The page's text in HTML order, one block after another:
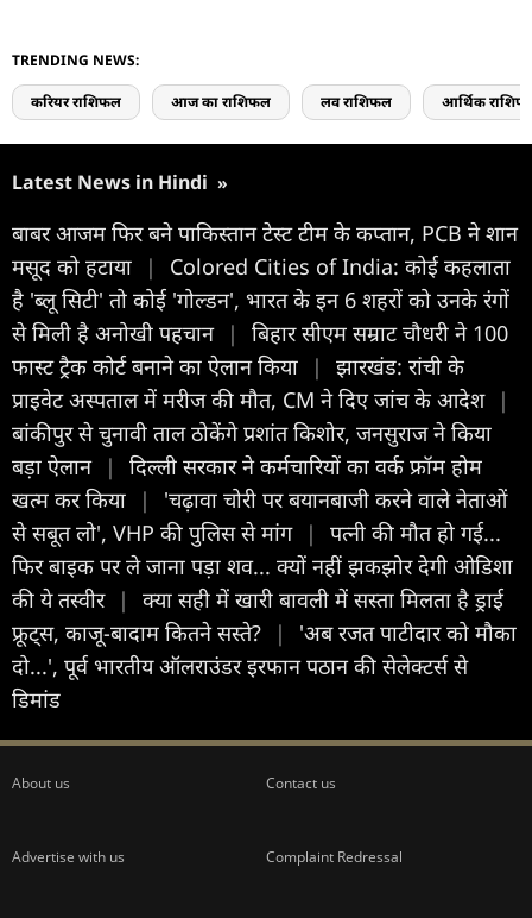
TRENDING NEWS:
करियर राशिफल आज का राशिफल लव राशिफल आर्थिक
Latest News in Hindi »
बाबर आजम फिर बने पाकिस्तान टेस्ट टीम के कप्तान, PCB ने शान
मसूद को हटाया
|
Colored Cities of India: कोई कहलाता
है 'ब्लू सिटी' तो कोई 'गोल्डन', भारत के इन 6 शहरों को उनके रंगों
से मिली है अनोखी पहचान |
बिहार सीएम सम्राट चौधरी ने 100
फास्ट ट्रैक कोर्ट बनाने का ऐलान किया
|
झारखंड: रांची के
प्राइवेट अस्पताल में मरीज की मौत, CM ने दिए जांच के आदेश |
बांकीपुर से चुनावी ताल ठोकेंगे प्रशांत किशोर, जनसुराज ने किया
बड़ा ऐलान |
दिल्ली सरकार ने कर्मचारियों का वर्क फ्रॉम होम
खत्म कर किया
|
'चढ़ावा चोरी पर बयानबाजी करने वाले नेताओं
से सबूत लो', VHP की पुलिस से मांग |
पत्नी की मौत हो गई...
फिर बाइक पर ले जाना पड़ा शव... क्यों नहीं झकझोर देगी ओडिशा
की ये तस्वीर |
क्या सही में खारी बावली में सस्ता मिलता है ड्राई
फ्रूट्स, काजू-बादाम कितने सस्ते?
|
'अब रजत पाटीदार को मौका
दो...', पूर्व भारतीय ऑलराउंडर इरफान पठान की सेलेक्टर्स से
डिमांड
About us Contact us
Advertise with us Complaint Redressal